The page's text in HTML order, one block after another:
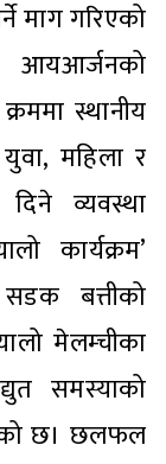
माग गरिएको
स्थानीय
महिला र
व्यवस्था
कार्यक्रम’
बत्तीको
मेलम्चीका
समस्याको
छ। छलफल